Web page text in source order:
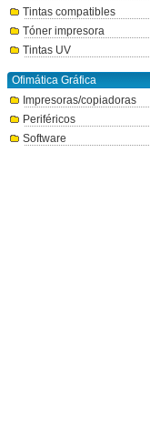
Tintas compatibles
Tóner impresora
Tintas UV
Ofimática Gráfica
Impresoras/copiadoras
Periféricos
Software